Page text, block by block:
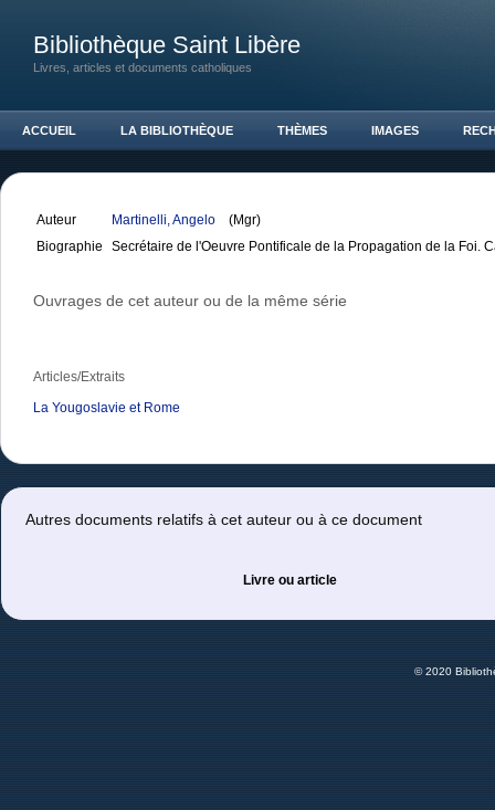
Bibliothèque Saint Libère
Livres, articles et documents catholiques
ACCUEIL LA BIBLIOTHÈQUE THÈMES IMAGES
Auteur Martinelli, Angelo
(Mgr)
Biographie
Secrétaire de l'Oeuvre Pontificale de la Propagation de la Foi.
Ouvrages de cet auteur ou de la même série
Articles/Extraits
La Yougoslavie et Rome
Autres documents relatifs à cet auteur ou à ce document
Livre ou article
© 2020